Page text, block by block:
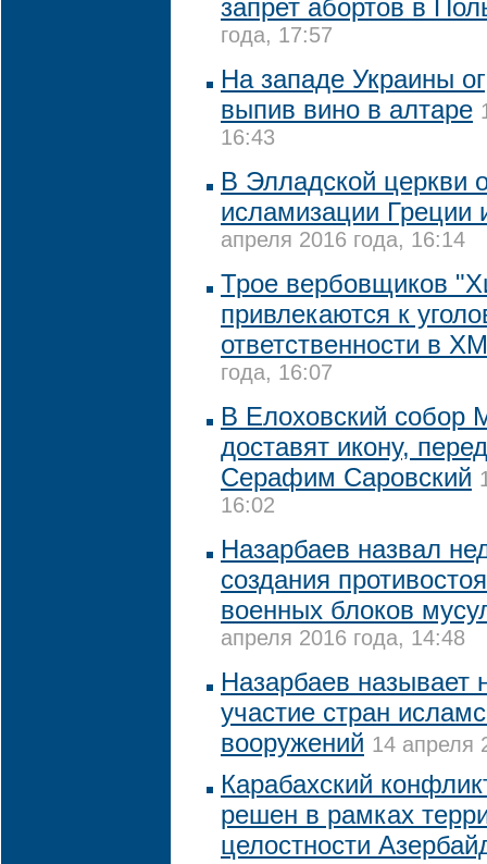
запрет абортов в
года, 17:57
На западе Украины
выпив вино в алтаре
16:43
В Элладской церкви
исламизации Греции
апреля 2016 года, 16:14
Трое вербовщиков
привлекаются к
ответственности в
года, 16:07
В Елоховский собор
доставят икону,
Серафим Саровский
16:02
Назарбаев назвал
создания
военных блоков
апреля 2016 года, 14:48
Назарбаев называет
участие стран
вооружений 14 апреля
Карабахский
решен в рамках
целостности